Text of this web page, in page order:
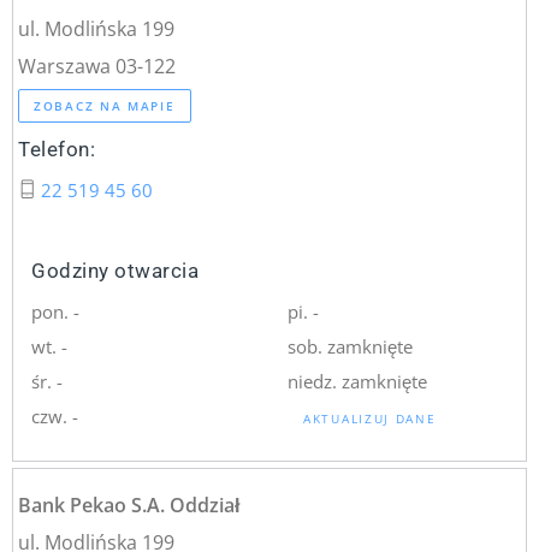
ul. Modlińska 199
Warszawa 03-122
ZOBACZ NA MAPIE
Telefon:
22 519 45 60
Godziny otwarcia
pon. -
wt. -
śr. -
czw. -
pi. -
sob. zamknięte
niedz. zamknięte
AKTUALIZUJ DANE
Bank Pekao S.A. Oddział
ul. Modlińska 199